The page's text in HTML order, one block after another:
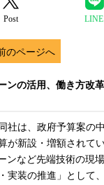
Post LINE
のページへ
ンの活用、働き方改
社は、政府予算案の
が新設・増額されて
ンなど先端技術の現
実装の推進」として